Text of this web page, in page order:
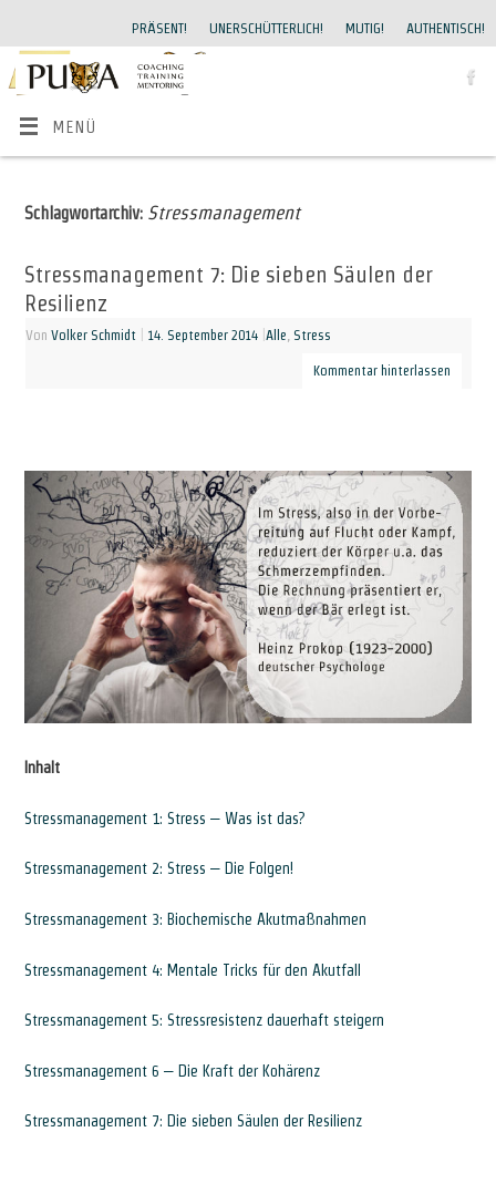
PRÄSENT! UNERSCHÜTTERLICH! MUTIG! AUTHENTISCH!
MENÜ
Schlagwortarchiv: Stressmanagement
Stressmanagement 7: Die sieben Säulen der
Resilienz
Von Volker Schmidt 14. September 2014 Alle Stress
Kommentar hinterlassen
Inhalt
Stressmanagement 1: Stress – Was ist das?
Stressmanagement 2: Stress – Die Folgen!
Stressmanagement 3: Biochemische Akutmaßnahmen
Stressmanagement 4: Mentale Tricks für den Akutfall
Stressmanagement 5: Stressresistenz dauerhaft steigern
Stressmanagement 6 – Die Kraft der Kohärenz
Stressmanagement 7: Die sieben Säulen der Resilienz